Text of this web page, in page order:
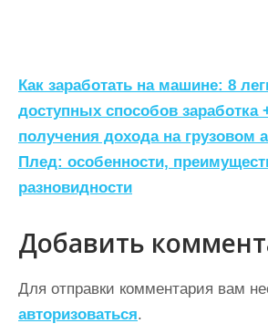
Н
а
в
и
г
а
ц
и
Как заработать на машине: 8
доступных способов заработка
получения дохода на грузовом
Плед: особенности,
разновидности
Добавить
Для отправки комментария вам
авторизоваться.